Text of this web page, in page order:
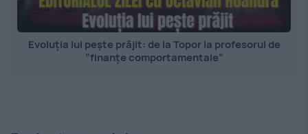
Evoluția lui pește prăjit: de la Topor la profesorul de
”finanțe comportamentale”